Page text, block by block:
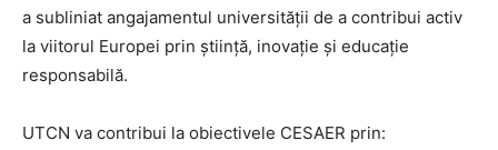
a subliniat angajamentul universității de a contribui activ
la viitorul Europei prin știință, inovație și educație
responsabilă.
UTCN va contribui la obiectivele CESAER prin: